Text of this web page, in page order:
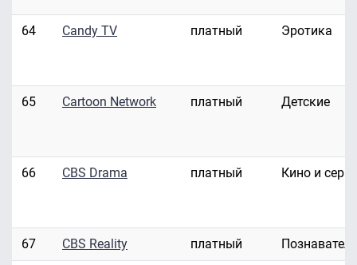
64 Candy TV платный Эротика
65 Cartoon Network платный Детские
66 CBS Drama платный Кино и
67 CBS Reality платный